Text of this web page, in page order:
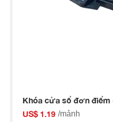
Khóa cửa sổ đơn điểm
US$ 1.19 /mảnh